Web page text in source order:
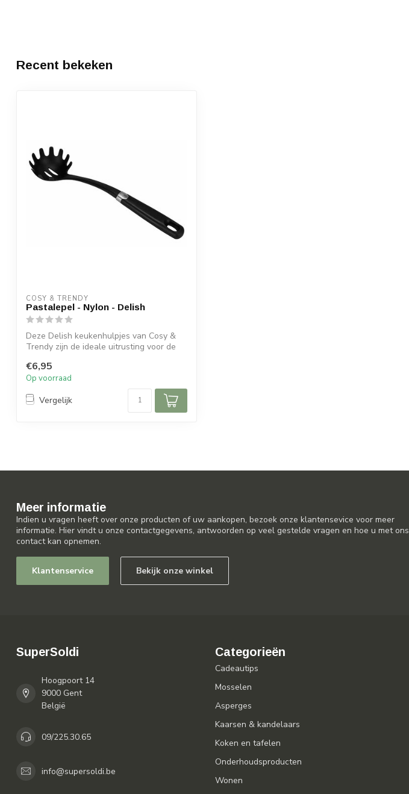
Recent bekeken
COSY & TRENDY
Pastalepel - Nylon - Delish
Deze Delish keukenhulpjes van Cosy &
Trendy zijn de ideale uitrusting voor de
€6,95
Op voorraad
Vergelijk
Meer informatie
Indien u vragen heeft over onze producten of uw aankopen, bezoek onze klantensevice voor meer
informatie. Hier vindt u onze contactgegevens, antwoorden op veel gestelde vragen en hoe u met ons
contact kan opnemen.
Klantenservice Bekijk onze winkel
SuperSoldi
Hoogpoort 14
9000 Gent
België
09/225.30.65
info@supersoldi.be
Categorieën
Cadeautips
Mosselen
Asperges
Kaarsen & kandelaars
Koken en tafelen
Onderhoudsproducten
Wonen